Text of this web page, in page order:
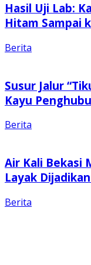
Hasil Uji Lab:
Hitam Sampai
Berita
Susur Jalur
Kayu
Berita
Air Kali Bekasi
Layak
Berita